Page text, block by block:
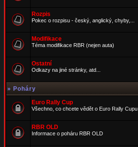
Rozpis
Pokec o rozpisu - český, anglický, chyby,...
Modifikace
Téma modifikace RBR (nejen auta)
Ostatní
Odkazy na jiné stránky, atd...
» Poháry
Euro Rally Cup
Všechno, co chcete vědět o Euro Rally Cupu
RBR OLD
Informace o poháru RBR OLD